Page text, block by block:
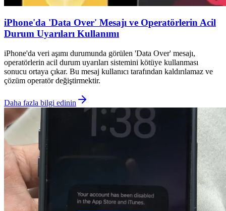
iPhone'da 'Data Over' Mesajı ve Operatörlerin Acil
Durum Uyarıları Kullanımı
iPhone'da veri aşımı durumunda görülen 'Data Over' mesajı,
operatörlerin acil durum uyarıları sistemini kötüye kullanması
sonucu ortaya çıkar. Bu mesaj kullanıcı tarafından kaldırılamaz ve
çözüm operatör değiştirmektir.
Daha fazla bilgi edinin